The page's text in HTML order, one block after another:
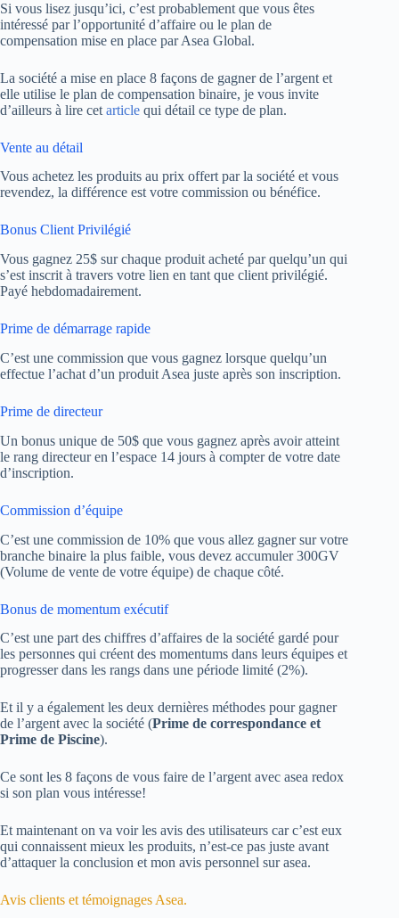
Si vous lisez jusqu’ici, c’est probablement que vous êtes
intéressé par l’opportunité d’affaire ou le plan de
compensation mise en place par Asea Global.
La société a mise en place 8 façons de gagner de l’argent et
elle utilise le plan de compensation binaire, je vous invite
d’ailleurs à lire cet article qui détail ce type de plan.
Vente au détail
Vous achetez les produits au prix offert par la société et vous
revendez, la différence est votre commission ou bénéfice.
Bonus Client Privilégié
Vous gagnez 25$ sur chaque produit acheté par quelqu’un qui
s’est inscrit à travers votre lien en tant que client privilégié.
Payé hebdomadairement.
Prime de démarrage rapide
C’est une commission que vous gagnez lorsque quelqu’un
effectue l’achat d’un produit Asea juste après son inscription.
Prime de directeur
Un bonus unique de 50$ que vous gagnez après avoir atteint
le rang directeur en l’espace 14 jours à compter de votre date
d’inscription.
Commission d’équipe
C’est une commission de 10% que vous allez gagner sur votre
branche binaire la plus faible, vous devez accumuler 300GV
(Volume de vente de votre équipe) de chaque côté.
Bonus de momentum exécutif
C’est une part des chiffres d’affaires de la société gardé pour
les personnes qui créent des momentums dans leurs équipes et
progresser dans les rangs dans une période limité (2%).
Et il y a également les deux dernières méthodes pour gagner
de l’argent avec la société (Prime de correspondance et
Prime de Piscine).
Ce sont les 8 façons de vous faire de l’argent avec asea redox
si son plan vous intéresse!
Et maintenant on va voir les avis des utilisateurs car c’est eux
qui connaissent mieux les produits, n’est-ce pas juste avant
d’attaquer la conclusion et mon avis personnel sur asea.
Avis clients et témoignages Asea.